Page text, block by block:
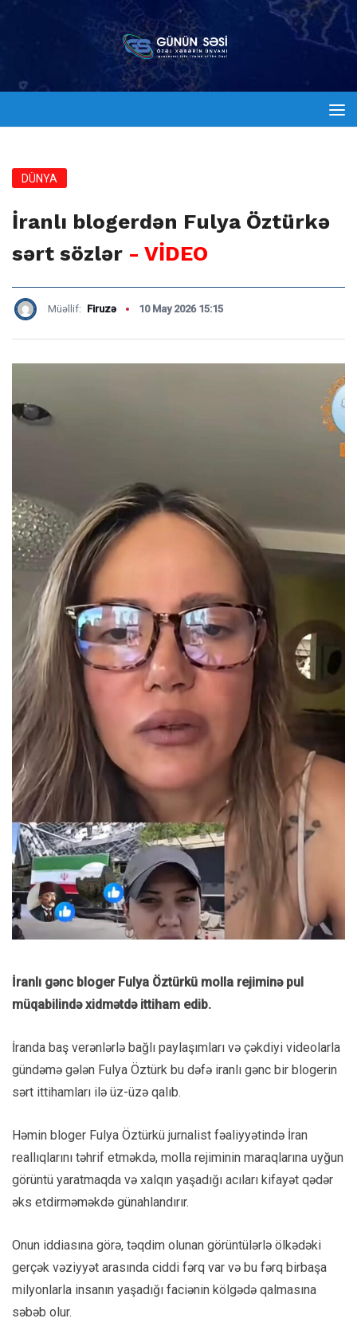
DÜNYA
İranlı blogerdən Fulya Öztürkə
sərt sözlər - VİDEO
Müəllif: Firuzə 10 May 2026 15:15
İranlı gənc bloger Fulya Öztürkü molla rejiminə pul
müqabilində xidmətdə ittiham edib.
İranda baş verənlərlə bağlı paylaşımları və çəkdiyi videolarla
gündəmə gələn Fulya Öztürk bu dəfə iranlı gənc bir blogerin
sərt ittihamları ilə üz-üzə qalıb.
Həmin bloger Fulya Öztürkü jurnalist fəaliyyətində İran
reallıqlarını təhrif etməkdə, molla rejiminin maraqlarına uyğun
görüntü yaratmaqda və xalqın yaşadığı acıları kifayət qədər
əks etdirməməkdə günahlandırır.
Onun iddiasına görə, təqdim olunan görüntülərlə ölkədəki
gerçək vəziyyət arasında ciddi fərq var və bu fərq birbaşa
milyonlarla insanın yaşadığı faciənin kölgədə qalmasına
səbəb olur.